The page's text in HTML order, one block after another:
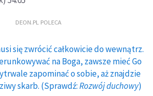
DEON.PL POLECA
się zwrócić całkowicie do wewnątrz.
na Boga, zawsze mieć Go
zapominać o sobie, aż znajdzie
skarb. (Sprawdź:Rozwój duchowy)